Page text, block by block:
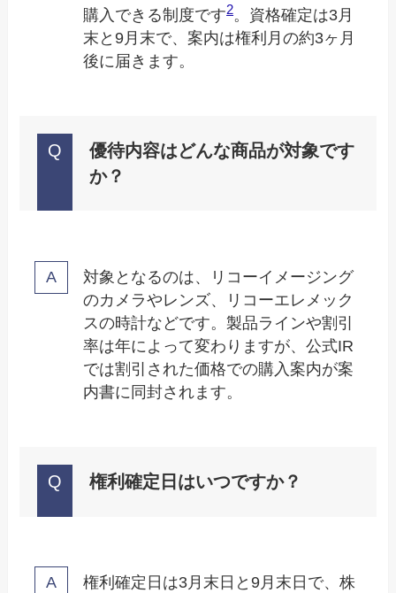
購入できる制度です2。資格確定は3月
末と9月末で、案内は権利月の約3ヶ月
後に届きます。
優待内容はどんな商品が対象です
か？
対象となるのは、リコーイメージング
のカメラやレンズ、リコーエレメック
スの時計などです。製品ラインや割引
率は年によって変わりますが、公式IR
では割引された価格での購入案内が案
内書に同封されます。
権利確定日はいつですか？
権利確定日は3月末日と9月末日で、株